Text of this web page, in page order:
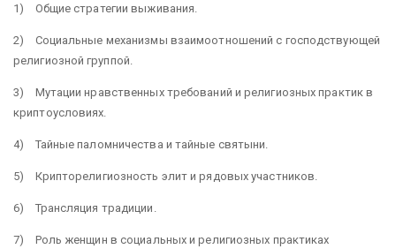
1) Общие стратегии выживания.
2) Социальные механизмы взаимоотношений с господствующей
религиозной группой.
3) Мутации нравственных требований и религиозных практик в
криптоусловиях.
4) Тайные паломничества и тайные святыни.
5) Крипторелигиозность элит и рядовых участников.
6) Трансляция традиции.
7) Роль женщин в социальных и религиозных практиках